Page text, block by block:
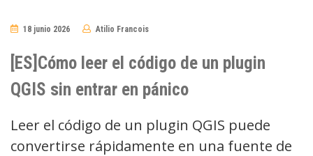
18 junio 2026 Atilio Francois
[ES]Cómo leer el código de un plugin
QGIS sin entrar en pánico
Leer el código de un plugin QGIS puede
convertirse rápidamente en una fuente de